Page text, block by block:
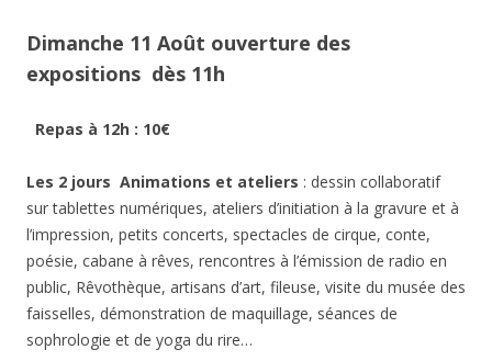
Dimanche 11 Août ouverture des
expositions dès 11h
Repas à 12h : 10€
Les 2 jours Animations et ateliers : dessin collaboratif
sur tablettes numériques, ateliers d’initiation à la gravure et à
l’impression, petits concerts, spectacles de cirque, conte,
poésie, cabane à rêves, rencontres à l’émission de radio en
public, Rêvothèque, artisans d’art, fileuse, visite du musée des
faisselles, démonstration de maquillage, séances de
sophrologie et de yoga du rire…